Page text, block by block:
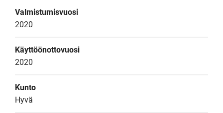
Valmistumisvuosi
2020
Käyttöönottovuosi
2020
Kunto
Hyvä